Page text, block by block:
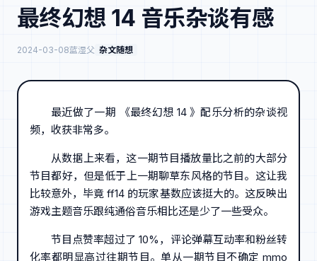
最终幻想 14 音乐杂谈有感
2024-03-08蓝湿父 杂文随想
最近做了一期 《最终幻想 14 》配乐分析的杂谈视
频，收获非常多。
从数据上来看，这一期节目播放量比之前的大部分
节目都好，但是低于上一期聊草东风格的节目。这让我
比较意外，毕竟 ff14 的玩家基数应该挺大的。这反映出
游戏主题音乐跟纯通俗音乐相比还是少了一些受众。
节目点赞率超过了 10%，评论弹幕互动率和粉丝转
化率都明显高过往期节目。单从一期节目不确定 mmo